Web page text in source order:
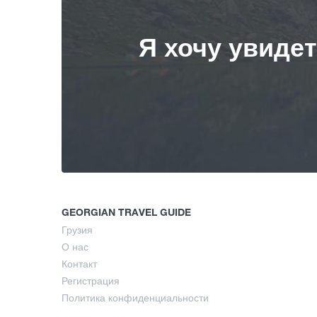
Я хочу
GEORGIAN TRAVEL GUIDE
Грузия
О нас
Контакт
Регистрация
Политика конфиденциальности